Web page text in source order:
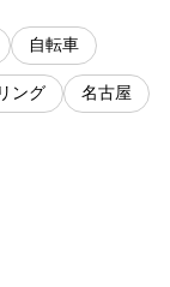
自転車
ング 名古屋